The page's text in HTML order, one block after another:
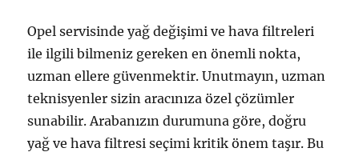
Opel servisinde yağ değişimi ve hava filtreleri
ile ilgili bilmeniz gereken en önemli nokta,
uzman ellere güvenmektir. Unutmayın, uzman
teknisyenler sizin aracınıza özel çözümler
sunabilir. Arabanızın durumuna göre, doğru
yağ ve hava filtresi seçimi kritik önem taşır. Bu